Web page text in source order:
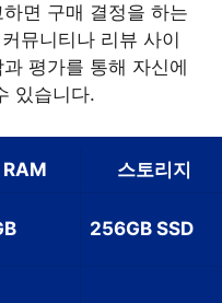
면 구매 결정을 하는
뮤니티나 리뷰 사이
평가를 통해 자신에
있습니다.
RAM 스토리지
256GB SSD